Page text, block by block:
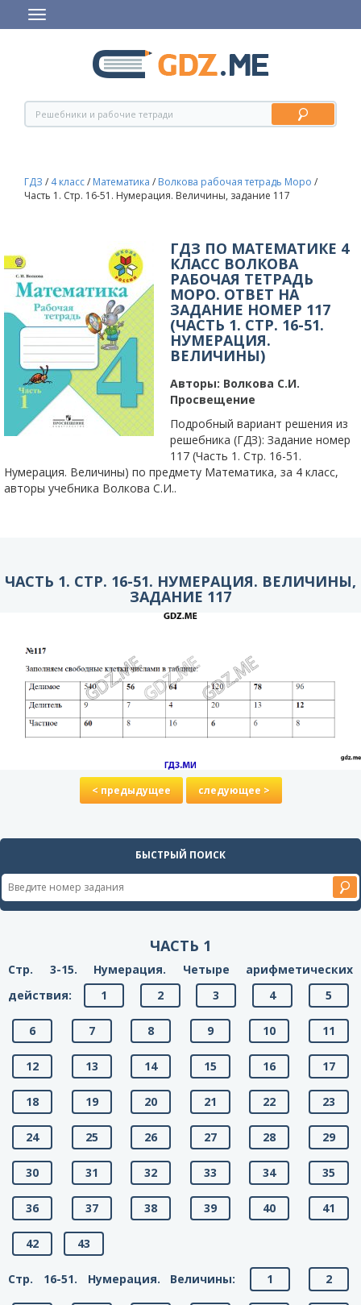
ГДЗ / 4 класс/ Математика / Волкова рабочая тетрадь Моро /
Часть 1. Стр. 16-51. Нумерация. Величины, задание 117
ГДЗ ПО МАТЕМАТИКЕ 4
КЛАСС ВОЛКОВА
РАБОЧАЯ ТЕТРАДЬ
МОРО. ОТВЕТ НА
ЗАДАНИЕ НОМЕР 117
(ЧАСТЬ 1. СТР. 16-51.
НУМЕРАЦИЯ.
ВЕЛИЧИНЫ)
Авторы: Волкова С.И.
Просвещение
Подробный вариант решения из
решебника (ГДЗ): Задание номер
117 (Часть 1. Стр. 16-51.
Нумерация. Величины) по предмету Математика, за 4 класс,
авторы учебника Волкова С.И..
ЧАСТЬ 1. СТР. 16-51. НУМЕРАЦИЯ. ВЕЛИЧИНЫ,
ЗАДАНИЕ 117
< предыдущее следующее >
БЫСТРЫЙ ПОИСК
ЧАСТЬ 1
Стр. 3-15. Нумерация. Четыре арифметических
действия:
1 2 3 4 5
6 7 8 9 10 11
12 13 14 15 16 17
18 19 20 21 22 23
24 25 26 27 28 29
30 31 32 33 34 35
36 37 38 39 40 41
42 43
Стр. 16-51. Нумерация. Величины: 1 2